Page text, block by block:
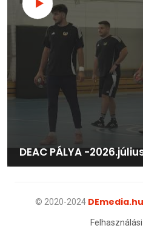
DEAC PÁLYA -
© 2020-2024 DEmedia.hu